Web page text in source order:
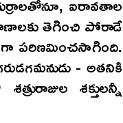
తెగించి పోరాడే
పరిణమించసాగింది.
- అతనికి
శక్తులన్నీ